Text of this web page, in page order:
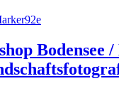
Bodensee